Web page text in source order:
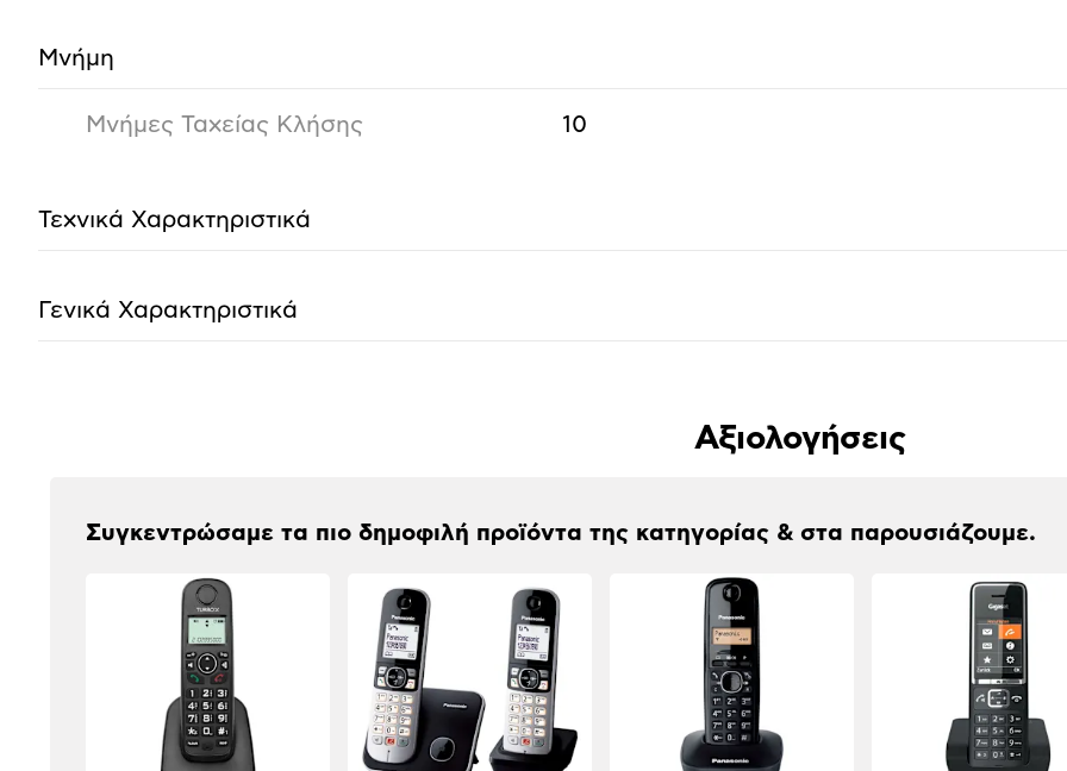
Μνήμη
Μνήμες Ταχείας Κλήσης 10
Τεχνικά Χαρακτηριστικά
Γενικά Χαρακτηριστικά
Αξιολογήσεις
Συγκεντρώσαμε τα πιο δημοφιλή προϊόντα της κατηγορίας & στα παρουσιάζουμε.